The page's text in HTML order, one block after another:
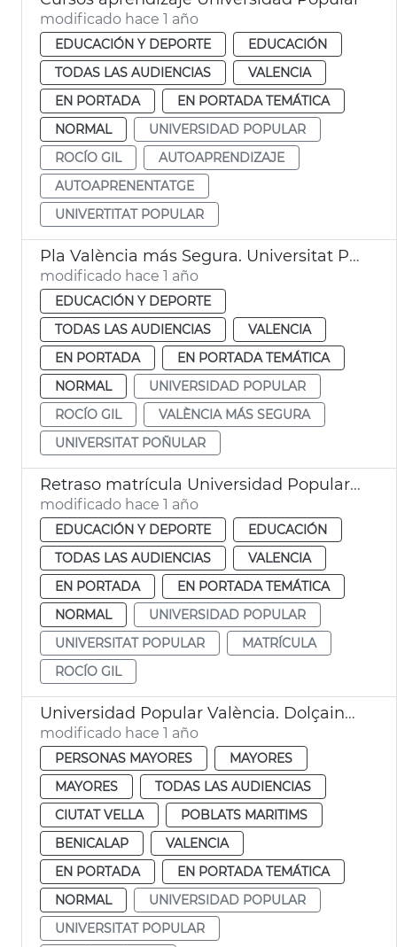
modificado hace 1 año
EDUCACIÓN Y DEPORTE
EDUCACIÓN
TODAS LAS AUDIENCIAS
VALENCIA
EN PORTADA
EN PORTADA TEMÁTICA
NORMAL
UNIVERSIDAD POPULAR
ROCÍO GIL
AUTOAPRENDIZAJE
AUTOAPRENENTATGE
UNIVERTITAT POPULAR
Pla València más Segura. Universitat Popular
modificado hace 1 año
EDUCACIÓN Y DEPORTE
TODAS LAS AUDIENCIAS
VALENCIA
EN PORTADA
EN PORTADA TEMÁTICA
NORMAL
UNIVERSIDAD POPULAR
ROCÍO GIL
VALÈNCIA MÁS SEGURA
UNIVERSITAT POÑULAR
Retraso matrícula Universidad Popular València
modificado hace 1 año
EDUCACIÓN Y DEPORTE
EDUCACIÓN
TODAS LAS AUDIENCIAS
VALENCIA
EN PORTADA
EN PORTADA TEMÁTICA
NORMAL
UNIVERSIDAD POPULAR
UNIVERSITAT POPULAR
MATRÍCULA
ROCÍO GIL
Universidad Popular València. Dolçaina i tabalet
modificado hace 1 año
PERSONAS MAYORES
MAYORES
MAYORES
TODAS LAS AUDIENCIAS
CIUTAT VELLA
POBLATS MARITIMS
BENICALAP
VALENCIA
EN PORTADA
EN PORTADA TEMÁTICA
NORMAL
UNIVERSIDAD POPULAR
UNIVERSITAT POPULAR